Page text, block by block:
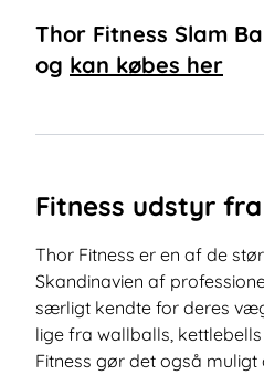
Thor Fitness Slam
og kan købes her
Fitness udstyr
Thor Fitness er en af de
Skandinavien af
særligt kendte for deres
lige fra wallballs,
Fitness gør det også